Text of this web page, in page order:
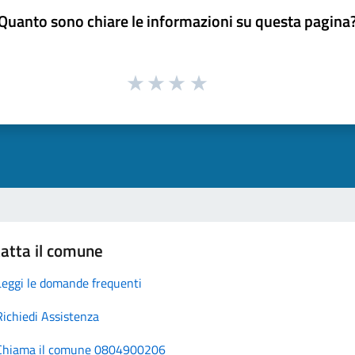
sono chiare le informazioni su questa
il comune
le domande frequenti
Assistenza
il comune 0804900206